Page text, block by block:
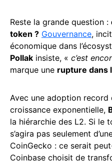
Reste la grande question :
token ? Gouvernance,
économique dans
Pollak insiste, « c’est
marque une rupture dans
Avec une adoption record
croissance exponentielle,
la hiérarchie des L2. Si le
s’agira pas seulement
CoinGecko : ce serait
Coinbase choisit de